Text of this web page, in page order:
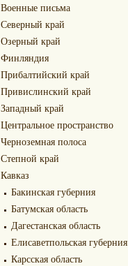
Военные письма
Северный край
Озерный край
Финляндия
Прибалтийский край
Привислинский край
Западный край
Центральное пространство
Черноземная полоса
Степной край
Кавказ
Бакинская губерния
Батумская область
Дагестанская область
Елисаветпольская губерния
Карсская область